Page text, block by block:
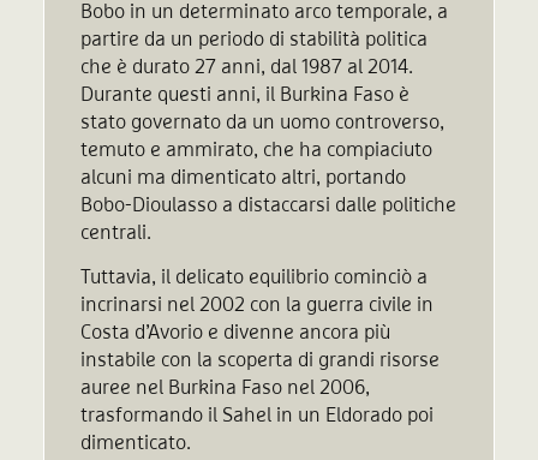
Bobo in un determinato arco temporale, a
partire da un periodo di stabilità politica
che è durato 27 anni, dal 1987 al 2014.
Durante questi anni, il Burkina Faso è
stato governato da un uomo controverso,
temuto e ammirato, che ha compiaciuto
alcuni ma dimenticato altri, portando
Bobo-Dioulasso a distaccarsi dalle politiche
centrali.
Tuttavia, il delicato equilibrio cominciò a
incrinarsi nel 2002 con la guerra civile in
Costa d’Avorio e divenne ancora più
instabile con la scoperta di grandi risorse
auree nel Burkina Faso nel 2006,
trasformando il Sahel in un Eldorado poi
dimenticato.